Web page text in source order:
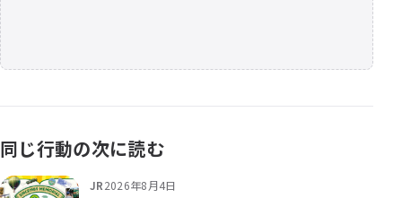
同じ行動の次に読む
JR2026年8月4日